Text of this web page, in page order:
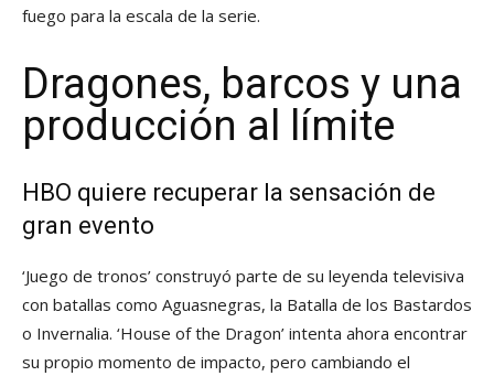
fuego para la escala de la serie.
Dragones, barcos y una
producción al límite
HBO quiere recuperar la sensación de
gran evento
‘Juego de tronos’ construyó parte de su leyenda televisiva
con batallas como Aguasnegras, la Batalla de los Bastardos
o Invernalia. ‘House of the Dragon’ intenta ahora encontrar
su propio momento de impacto, pero cambiando el